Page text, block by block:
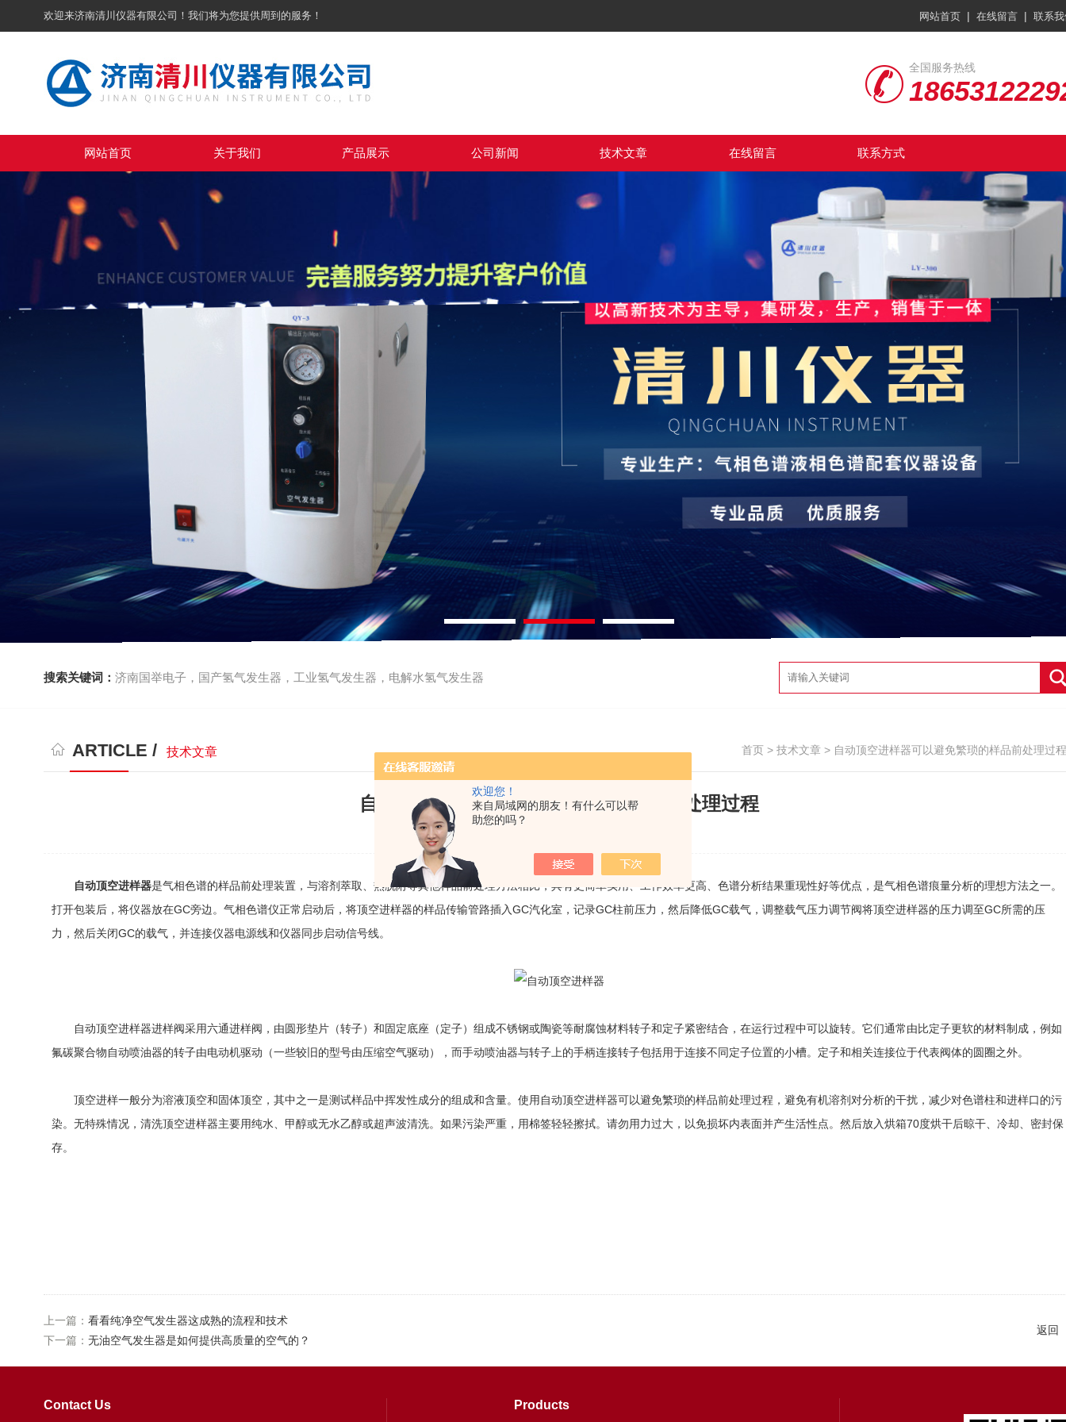
欢迎您！
来自局域网的朋友！有什么可以帮
助您的吗？
欢迎来济南清川仪器有限公司！我们将为您提供周到的服务！ 网站首页 | 在线留言 | 联系
全国服务热线
网站首页 关于我们 产品展示 公司新闻 技术文章 在线留言 联系方式
搜索关键词： 济南国举电子，国产氢气发生器，工业氢气发生器，电解水氢气发生器
ARTICLE / 技术文章 首页 > 技术文章 > 自动顶空进样器可以避免繁琐的样品前处理过程
自动顶空进样器可以避免繁琐的样品前处理过程
发布日期：2022-05-09 浏览次数：2371
自动顶空进样器是气相色谱的样品前处理装置，与溶剂萃取、热脱附等其他样品前处理方法相比，具有更简单实用、工作效率更高、色谱分析结果重现性好等优点，是气相色谱痕量分析的理想方法之一。
打开包装后，将仪器放在GC旁边。气相色谱仪正常启动后，将顶空进样器的样品传输管路插入GC汽化室，记录GC柱前压力，然后降低GC载气，调整载气压力调节阀将顶空进样器的压力调至GC所需的压
力，然后关闭GC的载气，并连接仪器电源线和仪器同步启动信号线。
自动顶空进样器进样阀采用六通进样阀，由圆形垫片（转子）和固定底座（定子）组成不锈钢或陶瓷等耐腐蚀材料转子和定子紧密结合，在运行过程中可以旋转。它们通常由比定子更软的材料制成，例如
氟碳聚合物自动喷油器的转子由电动机驱动（一些较旧的型号由压缩空气驱动），而手动喷油器与转子上的手柄连接转子包括用于连接不同定子位置的小槽。定子和相关连接位于代表阀体的圆圈之外。
顶空进样一般分为溶液顶空和固体顶空，其中之一是测试样品中挥发性成分的组成和含量。使用自动顶空进样器可以避免繁琐的样品前处理过程，避免有机溶剂对分析的干扰，减少对色谱柱和进样口的污
染。无特殊情况，清洗顶空进样器主要用纯水、甲醇或无水乙醇或超声波清洗。如果污染严重，用棉签轻轻擦拭。请勿用力过大，以免损坏内表面并产生活性点。然后放入烘箱70度烘干后晾干、冷却、密封保
存。
上一篇： 看看纯净空气发生器这成熟的流程和技术
下一篇： 无油空气发生器是如何提供高质量的空气的？
返回
Contact Us Products